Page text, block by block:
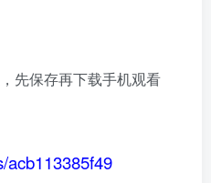
先保存再下载手机观看
acb113385f49